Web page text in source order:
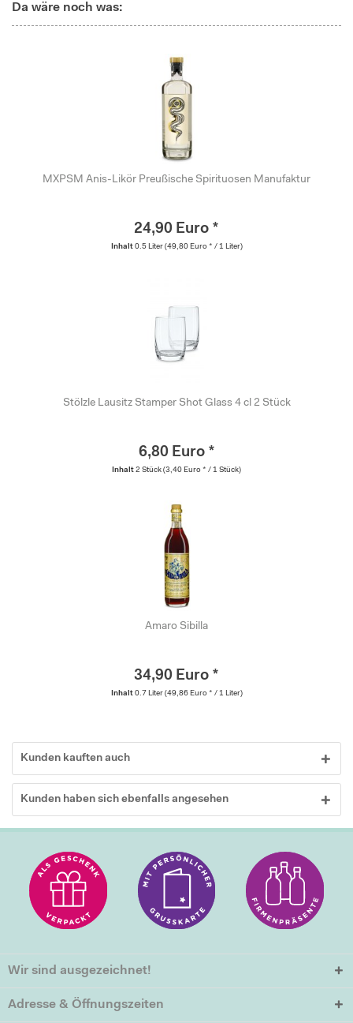
Da wäre noch was:
MXPSM Anis-Likör Preußische Spirituosen Manufaktur
24,90 Euro *
Inhalt 0.5 Liter (49,80 Euro * / 1 Liter)
Stölzle Lausitz Stamper Shot Glass 4 cl 2 Stück
6,80 Euro *
Inhalt 2 Stück (3,40 Euro * / 1 Stück)
Amaro Sibilla
34,90 Euro *
Inhalt 0.7 Liter (49,86 Euro * / 1 Liter)
Kunden kauften auch
Kunden haben sich ebenfalls angesehen
Wir sind ausgezeichnet!
Adresse & Öffnungszeiten